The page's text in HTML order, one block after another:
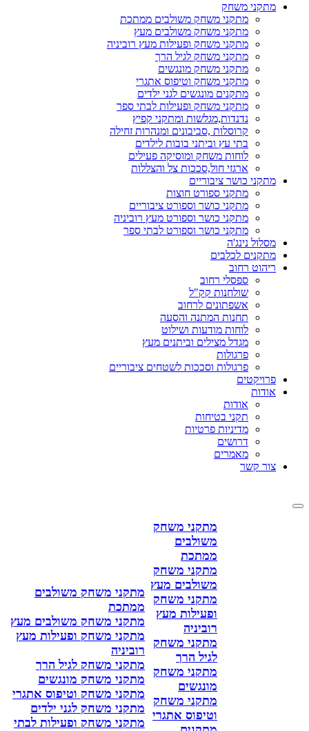
מתקני משחק
מתקני משחק משולבים ממתכת
מתקני משחק משולבים מעץ
מתקני משחק ופעילות מעץ רוביניה
מתקני משחק לגיל הרך
מתקני משחק מונגשים
מתקני משחק וטיפוס אתגרי
מתקנים מונגשים לגני ילדים
מתקני משחק ופעילות לבתי ספר
נדנדות,מגלשות ומתקני קפיץ
קרוסלות ,סביבונים ומנהרות זחילה
בתי עץ וביתני בובות לילדים
לוחות משחק ומוסיקה פעילים
ארגזי חול,סככות צל והצללות
מתקני כושר ציבוריים
מתקני ספורט חוצות
מתקני כושר וספורט ציבוריים
מתקני כושר וספורט מעץ רוביניה
מתקני כושר וספורט לבתי ספר
מסלול נינג'ה
מתקנים לכלבים
ריהוט רחוב
ספסלי רחוב
שולחנות קק"ל
אשפתונים לרחוב
תחנות המתנה והסעה
לוחות מודעות ושילוט
מגדל מצילים וביתנים מעץ
פרגולות
פרגולות וסככות לשטחים ציבוריים
פרויקטים
אודות
אודות
תקני בטיחות
מדיניות פרטיות
דרושים
מאמרים
צור קשר
מתקני משחק
משולבים
ממתכת
מתקני משחק
משולבים מעץ
מתקני משחק
ופעילות מעץ
רוביניה
מתקני משחק
לגיל הרך
מתקני משחק
מונגשים
מתקני משחק
וטיפוס אתגרי
מתקני משחק משולבים
ממתכת
מתקני משחק משולבים מעץ
מתקני משחק ופעילות מעץ
רוביניה
מתקני משחק לגיל הרך
מתקני משחק מונגשים
מתקני משחק וטיפוס אתגרי
מתקני משחק לגני ילדים
מתקני משחק ופעילות לבתי